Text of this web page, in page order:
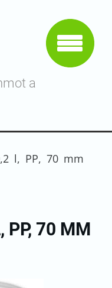
a
l, PP, 70 mm
PP, 70 MM